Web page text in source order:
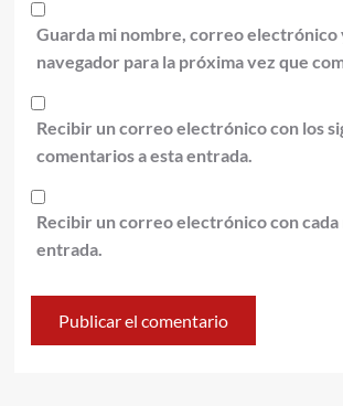
Guarda mi nombre, correo electrónico
navegador para la próxima vez que
Recibir un correo electrónico con los
comentarios a esta entrada.
Recibir un correo electrónico con cada
entrada.